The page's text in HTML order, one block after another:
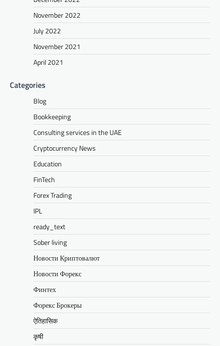
November 2022
July 2022
November 2021
April 2021
Categories
Blog
Bookkeeping
Consulting services in the UAE
Cryptocurrency News
Education
FinTech
Forex Trading
IPL
ready_text
Sober living
Новости Криптовалют
Новости Форекс
Финтех
Форекс Брокеры
ऐतिहासिक
कृषी